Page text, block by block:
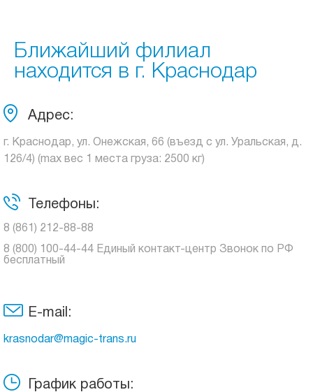
Ближайший филиал
находится в г. Краснодар
Адрес:
г. Краснодар, ул. Онежская, 66 (въезд с ул. Уральская, д.
126/4) (max вес 1 места груза: 2500 кг)
Телефоны:
8 (861) 212-88-88
8 (800) 100-44-44 Единый контакт-центр Звонок по РФ
бесплатный
E-mail:
krasnodar@magic-trans.ru
График работы: